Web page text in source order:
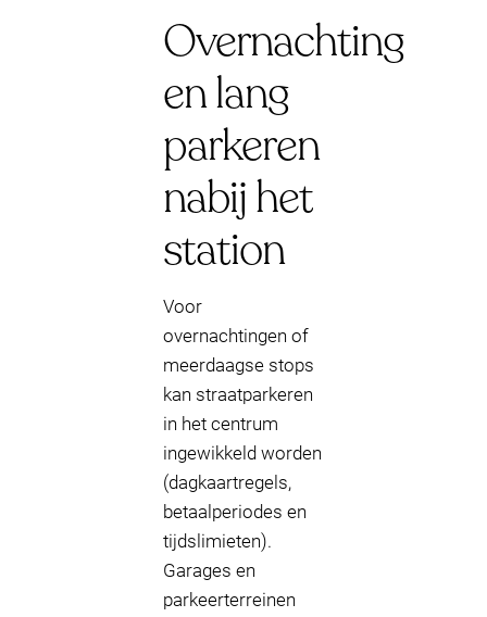
Overnachting
en lang
parkeren
nabij het
station
Voor
overnachtingen of
meerdaagse stops
kan straatparkeren
in het centrum
ingewikkeld worden
(dagkaartregels,
betaalperiodes en
tijdslimieten).
Garages en
parkeerterreinen